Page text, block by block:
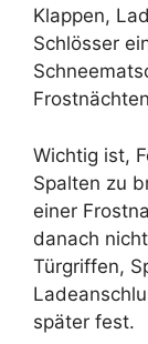
Klappen,
Schlösser
Wichtig ist,
Spalten zu
einer
danach
Türgriffen,
später fest.